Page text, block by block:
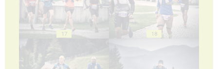
17 18